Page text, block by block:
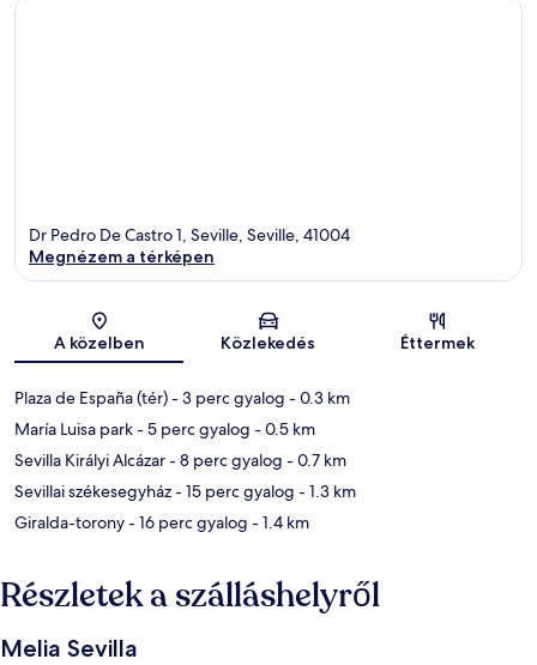
Térkép
Dr Pedro De Castro 1, Seville, Seville, 41004
Megnézem a térképen
A közelben Közlekedés Éttermek
Plaza de España (tér)- 3 perc gyalog - 0.3 km
María Luisa park- 5 perc gyalog - 0.5 km
Sevilla Királyi Alcázar- 8 perc gyalog - 0.7 km
Sevillai székesegyház- 15 perc gyalog - 1.3 km
Giralda-torony- 16 perc gyalog - 1.4 km
Részletek a szálláshelyről
Melia Sevilla